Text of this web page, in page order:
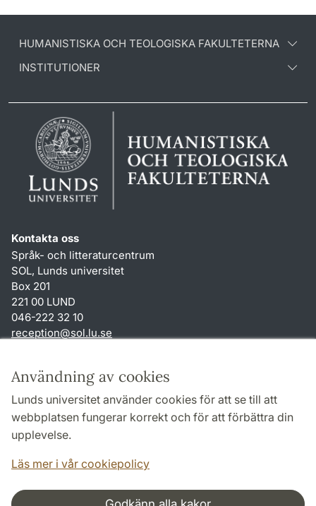
Användning av cookies
Lunds universitet använder cookies för att se till att
webbplatsen fungerar korrekt och för att förbättra din
upplevelse.
Läs mer i vår cookiepolicy
HUMANISTISKA OCH TEOLOGISKA FAKULTETERNA
INSTITUTIONER
Kontakta oss
Språk- och litteraturcentrum
SOL, Lunds universitet
Box 201
221 00 LUND
046-222 32 10
reception@sol.lu.se
Genvägar
Om webbplatsen och cookies
Behandling av personuppgifter
Tillgänglighetsredogörelse